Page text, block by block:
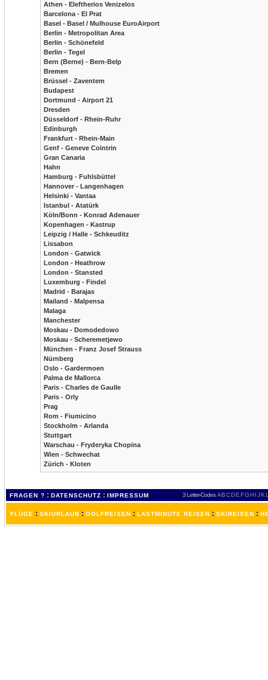
Athen - Eleftherios Venizelos
Barcelona - El Prat
Basel - Basel / Mulhouse EuroAirport
Berlin - Metropolitan Area
Berlin - Schönefeld
Berlin - Tegel
Bern (Berne) - Bern-Belp
Bremen
Brüssel - Zaventem
Budapest
Dortmund - Airport 21
Dresden
Düsseldorf - Rhein-Ruhr
Edinburgh
Frankfurt - Rhein-Main
Genf - Geneve Cointrin
Gran Canaria
Hahn
Hamburg - Fuhlsbüttel
Hannover - Langenhagen
Helsinki - Vantaa
Istanbul - Atatürk
Köln/Bonn - Konrad Adenauer
Kopenhagen - Kastrup
Leipzig / Halle - Schkeuditz
Lissabon
London - Gatwick
London - Heathrow
London - Stansted
Luxemburg - Findel
Madrid - Barajas
Mailand - Malpensa
Malaga
Manchester
Moskau - Domodedowo
Moskau - Scheremetjewo
München - Franz Josef Strauss
Nürnberg
Oslo - Gardermoen
Palma de Mallorca
Paris - Charles de Gaulle
Paris - Orly
Prag
Rom - Fiumicino
Stockholm - Arlanda
Stuttgart
Warschau - Fryderyka Chopina
Wien - Schwechat
Zürich - Kloten
FRAGEN ? : DATENSCHUTZ : IMPRESSUM 3 Letter-Codes ABCDEFGH IJKL
FLÜGE : SKIURLAUB : GOLFREISEN : LASTMINUTE REISEN : SKIREISEN :